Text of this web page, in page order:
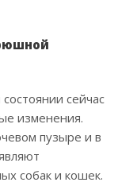
сейчас
изменения.
пузыре и в
собак и кошек.